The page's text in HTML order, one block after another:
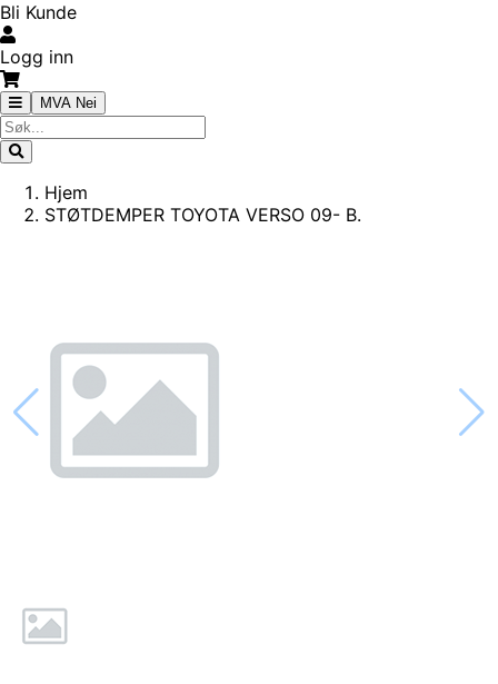
Bli Kunde
Logg inn
MVA Nei
Hjem
STØTDEMPER TOYOTA VERSO 09- B.